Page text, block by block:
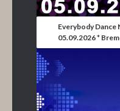
Everybody Dance
05.09.2026 *